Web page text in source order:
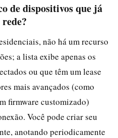
de dispositivos que já
não há um recurso
a lista exibe apenas os
ou que têm um lease
mais avançados (como
firmware customizado)
Você pode criar seu
anotando periodicamente